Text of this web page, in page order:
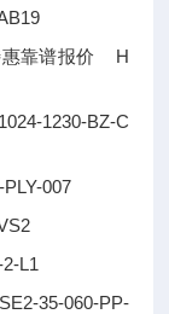
靠谱报价 H
1230-BZ-C
007
L1
35-060-PP-